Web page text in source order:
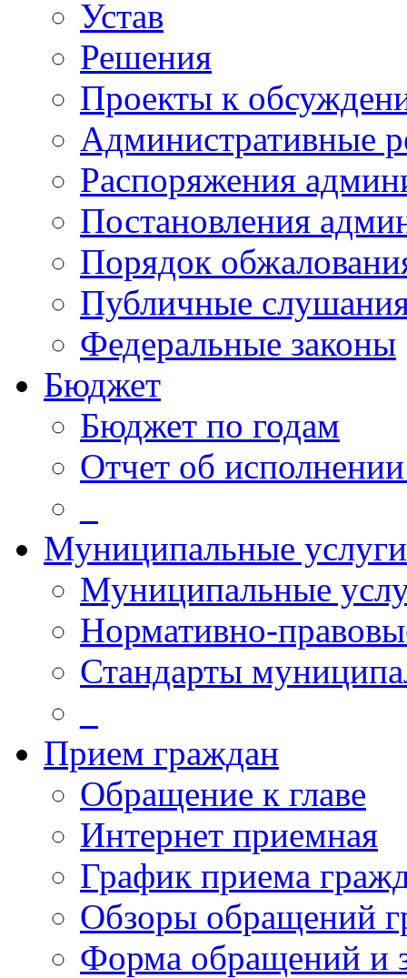
Устав
Решения
Проекты к
Административные
Распоряжения
Постановления
Порядок
Публичные
Федеральные законы
Бюджет
Бюджет по годам
Отчет об
Муниципальные услуги
Муниципальные
Нормативно-
Стандарты
Прием граждан
Обращение к главе
Интернет приемная
График приема
Обзоры обращений
Форма обращений и